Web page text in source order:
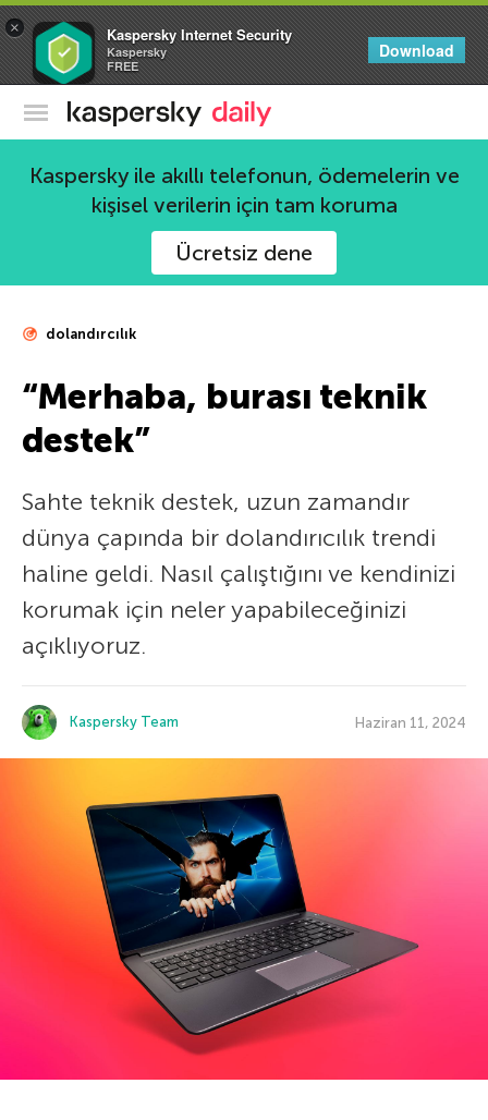
× Kaspersky Internet Security
Kaspersky
FREE
Download
Kaspersky Resmi Blogu
Kaspersky ile akıllı telefonun, ödemelerin ve
kişisel verilerin için tam koruma
Ücretsiz dene
dolandırcılık
“Merhaba, burası teknik
destek”
Sahte teknik destek, uzun zamandır
dünya çapında bir dolandırıcılık trendi
haline geldi. Nasıl çalıştığını ve kendinizi
korumak için neler yapabileceğinizi
açıklıyoruz.
Kaspersky Team Haziran 11, 2024